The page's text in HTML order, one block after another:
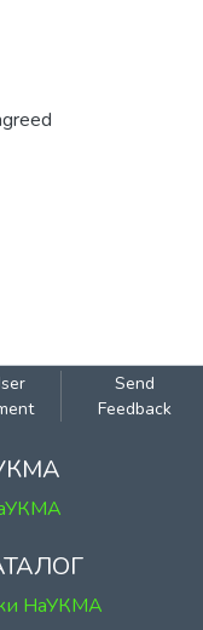
Send
Feedback
НаУКМА